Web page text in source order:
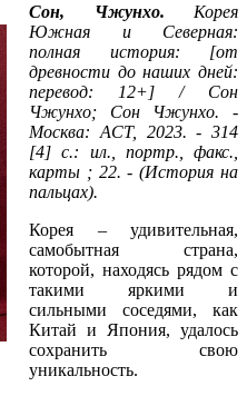
Сон, Чжунхо. Корея
Южная и Северная:
полная история: [от
древности до наших дней:
перевод: 12+] / Сон
Чжунхо; Сон Чжунхо. -
Москва: АСТ, 2023. - 314
[4] с.: ил., портр., факс.,
карты ; 22. - (История на
пальцах).
Корея – удивительная,
самобытная страна,
которой, находясь рядом с
такими яркими и
сильными соседями, как
Китай и Япония, удалось
сохранить свою
уникальность.